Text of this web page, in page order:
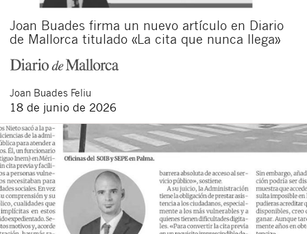
Joan Buades firma un nuevo artículo en Diario
de Mallorca titulado «La cita que nunca llega»
Joan Buades Feliu
18 de junio de 2026